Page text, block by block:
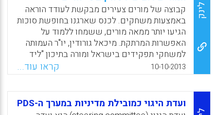
מקצועית ממוקדת. הם יובילו בבית ספרם את
הצוות וידריכו צוותים בבתי ספר נוספים. ממצאי
המחקר מצביעים על כך שלמורים מובילים מגוון
דעות ביחס לצורך בשילוב בין מדע וטכנולוגיה
באמצעות הוראה בגישה האינטגרטיבית או המשך
ההוראה הדיסציפלינרית (נורית הוכברג, יגאל
גלילי).
WhatsApp
Facebook
Email
X
לינק
קבוצה של מורים צעירים מבקשת לעודד הוראה
באמצעות משחקים. לכנס שארגנו בחופשת סוכות
הגיעו יותר ממאה מורים, ששמחו ללמוד על
האפשרות המרתקת. מיכאל גורודין, יו"ר העמותה
למשחקי תפקידים בישראל ומורה בתיכון "ליד
האוניברסיטה" בירושלים: "משחקים זה לא רק
צחוקים". מה מבדיל שיעור טוב משיעור גרוע? יש
הרבה גישות שונות למשחק, אבל יש כמה דברים
שכדאי שיהיו בו. למשל מטרה, מכשול ואמצעי.
אם במשחק אין לדמויות איזושהי מטרה ברורה,
10-10-2013 קראו עוד...
ועדת היגוי כמובילת מדיניות במערך ה-PDS